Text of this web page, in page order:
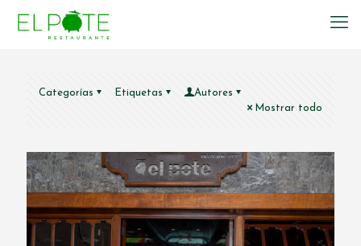
Categorías Etiquetas
Autores
Mostrar todo